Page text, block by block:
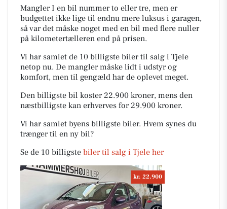
Mangler I en bil nummer to eller tre, men er
budgettet ikke lige til endnu mere luksus i garagen,
så var det måske noget med en bil med flere nuller
på kilometertælleren end på prisen.
Vi har samlet de 10 billigste biler til salg i Tjele
netop nu. De mangler måske lidt i udstyr og
komfort, men til gengæld har de oplevet meget.
Den billigste bil koster 22.900 kroner, mens den
næstbilligste kan erhverves for 29.900 kroner.
Vi har samlet byens billigste biler. Hvem synes du
trænger til en ny bil?
Se de 10 billigste biler til salg i Tjele her
kr. 22.900